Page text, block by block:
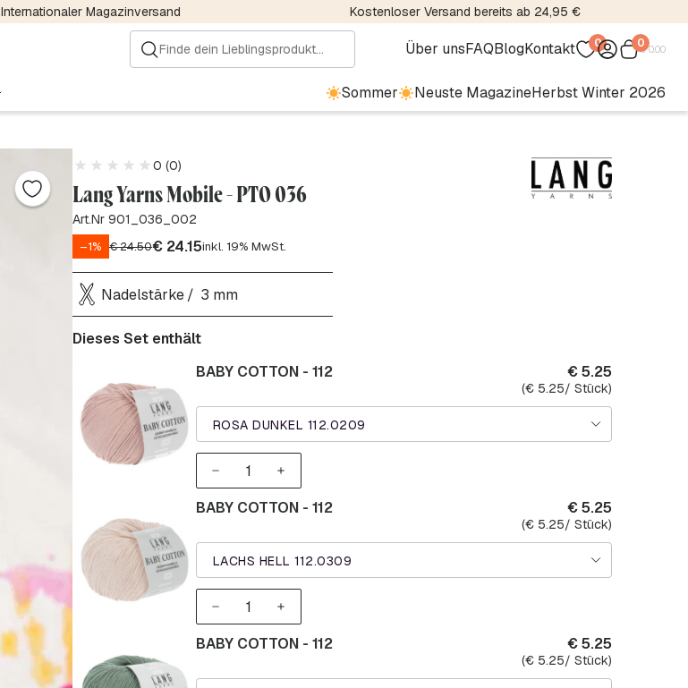
Internationaler Magazinversand Kostenloser Versand bereits ab 24,95 €
Über unsFAQBlogKontakt 0 0€0.00
Sommer Neuste MagazineHerbst Winter 2026
0 (0)
Lang Yarns Mobile - PTO 036
Art.Nr 901_036_002
–1% €24.50€24.15inkl. 19% MwSt.
Nadelstärke 3 mm
Dieses Set enthält
ROSA DUNKEL 112.0209
BABY COTTON - 112 €5.25
(€5.25/ Stück)
LACHS HELL 112.0309
BABY COTTON - 112 €5.25
(€5.25/ Stück)
BABY COTTON - 112 €5.25
(€5.25/ Stück)